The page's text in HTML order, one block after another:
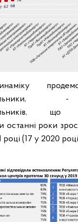
що
останні роки
(17 у 2020